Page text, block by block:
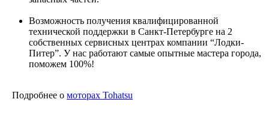
Возможность получения квалифицированной
технической поддержки в Санкт-Петербурге на 2
собственных сервисных центрах компании “Лодки-
Питер”. У нас работают самые опытные мастера города,
поможем 100%!
Подробнее о моторах Tohatsu